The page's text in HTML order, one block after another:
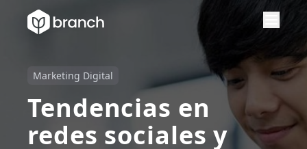
Marketing Digital
Tendencias en
redes sociales y